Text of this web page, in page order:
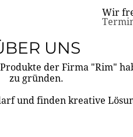
Wir
UNS
der Firma "Rim"
zu gründen.
und finden kreative